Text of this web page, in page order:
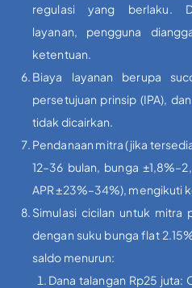
regulasi yang berlaku.
layanan, pengguna
ketentuan.
Biaya layanan berupa
persetujuan prinsip (IPA),
tidak dicairkan.
Pendanaan mitra (jika
12–36 bulan, bunga
APR ±23%–34%), mengikuti
Simulasi cicilan untuk mitra
dengan suku bunga flat
saldo menurun:
Dana talangan Rp25 juta: